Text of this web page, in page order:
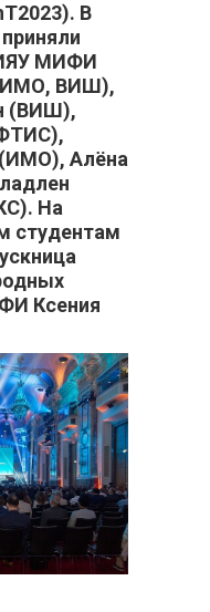
В
МИФИ
(ИМО, ВИШ),
(ВИШ),
(ИМО), Алёна
На
студентам
Ксения